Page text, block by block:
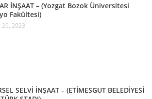
İNŞAAT – (Yozgat Bozok Üniversitesi
Fakültesi)
26, 2023
SELVİ İNŞAAT – (ETİMESGUT BELEDİYESİ